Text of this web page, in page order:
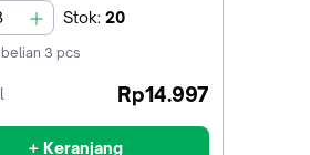
Stok: 20
3 pcs
Rp14.997
+ Keranjang